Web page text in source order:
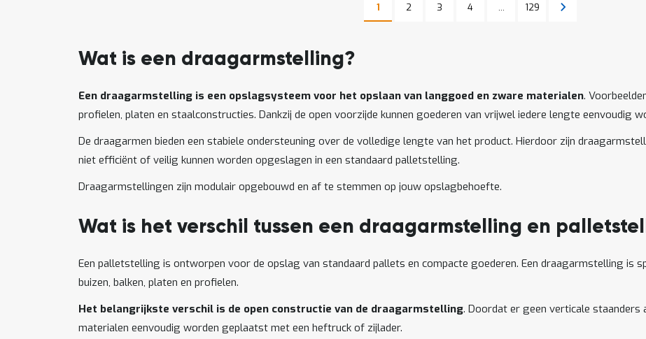
Pagina
U lees momenteel pagina
1 Pagina
2 Pagina
3 Pagina
4 ... Pagina
129 Pagina
Volgende
Wat is een draagarmstelling?
Een draagarmstelling is een opslagsysteem voor het opslaan van langgoed en zware materialen.
profielen, platen en staalconstructies. Dankzij de open voorzijde kunnen goederen van vrijwel iedere lengte eenvoudig
De draagarmen bieden een stabiele ondersteuning over de volledige lengte van het product. Hierdoor zijn
niet efficiënt of veilig kunnen worden opgeslagen in een standaard palletstelling.
Draagarmstellingen zijn modulair opgebouwd en af te stemmen op jouw opslagbehoefte.
Wat is het verschil tussen een draagarmstelling en
Een palletstelling is ontworpen voor de opslag van standaard pallets en compacte goederen. Een draagarmstelling is
buizen, balken, platen en profielen.
Het belangrijkste verschil is de open constructie van de draagarmstelling. Doordat er geen verticale staanders
materialen eenvoudig worden geplaatst met een heftruck of zijlader.